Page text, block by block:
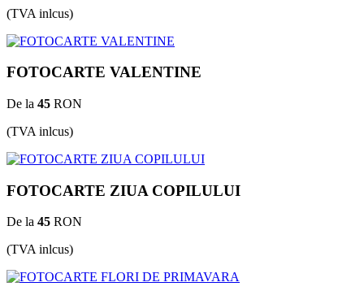
(TVA inlcus)
FOTOCARTE VALENTINE
De la 45 RON
(TVA inlcus)
FOTOCARTE ZIUA COPILULUI
De la 45 RON
(TVA inlcus)